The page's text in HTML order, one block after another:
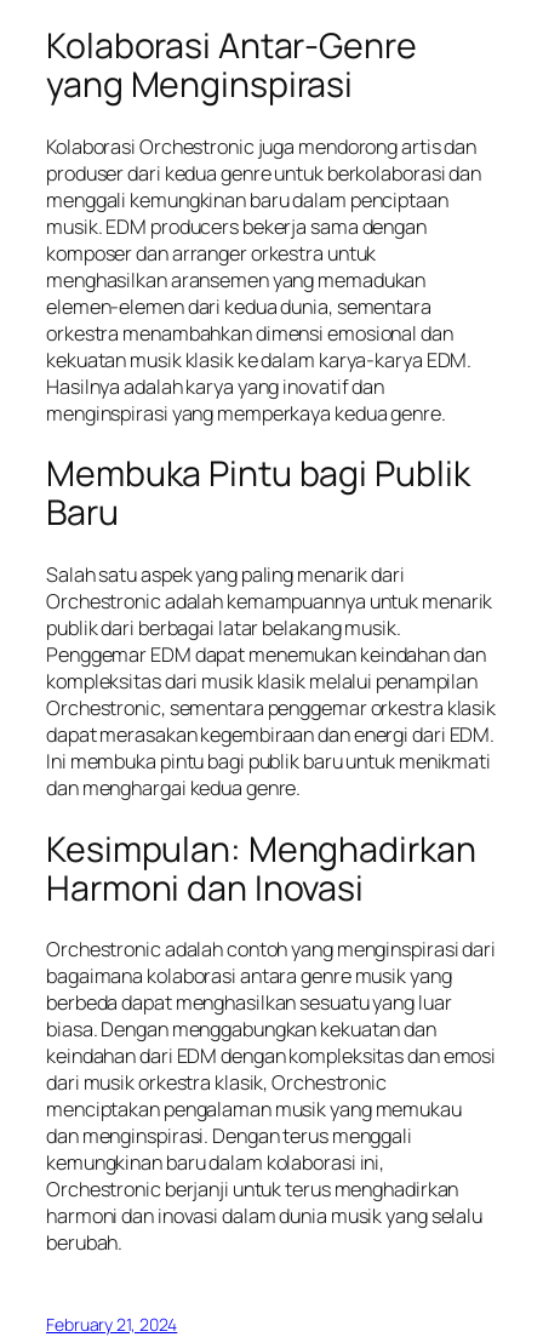
Kolaborasi Antar-Genre
yang Menginspirasi
Kolaborasi Orchestronic juga mendorong artis dan
produser dari kedua genre untuk berkolaborasi dan
menggali kemungkinan baru dalam penciptaan
musik. EDM producers bekerja sama dengan
komposer dan arranger orkestra untuk
menghasilkan aransemen yang memadukan
elemen-elemen dari kedua dunia, sementara
orkestra menambahkan dimensi emosional dan
kekuatan musik klasik ke dalam karya-karya EDM.
Hasilnya adalah karya yang inovatif dan
menginspirasi yang memperkaya kedua genre.
Membuka Pintu bagi Publik
Baru
Salah satu aspek yang paling menarik dari
Orchestronic adalah kemampuannya untuk menarik
publik dari berbagai latar belakang musik.
Penggemar EDM dapat menemukan keindahan dan
kompleksitas dari musik klasik melalui penampilan
Orchestronic, sementara penggemar orkestra klasik
dapat merasakan kegembiraan dan energi dari EDM.
Ini membuka pintu bagi publik baru untuk menikmati
dan menghargai kedua genre.
Kesimpulan: Menghadirkan
Harmoni dan Inovasi
Orchestronic adalah contoh yang menginspirasi dari
bagaimana kolaborasi antara genre musik yang
berbeda dapat menghasilkan sesuatu yang luar
biasa. Dengan menggabungkan kekuatan dan
keindahan dari EDM dengan kompleksitas dan emosi
dari musik orkestra klasik, Orchestronic
menciptakan pengalaman musik yang memukau
dan menginspirasi. Dengan terus menggali
kemungkinan baru dalam kolaborasi ini,
Orchestronic berjanji untuk terus menghadirkan
harmoni dan inovasi dalam dunia musik yang selalu
berubah.
February 21, 2024